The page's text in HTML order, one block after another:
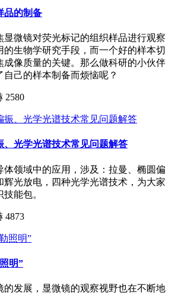
品的制备
显微镜对荧光标记的组织样品进行观察
的生物学研究手段，而一个好的样本切
成像质量的关键。那么做科研的小伙伴
自己的样本制备而烦恼呢？
2580
、光学光谱技术常见问题解答
体领域中的应用，涉及：拉曼、椭圆偏
辉光放电，四种光学光谱技术，为大家
能包。
4873
明”
的发展，显微镜的观察视野也在不断地